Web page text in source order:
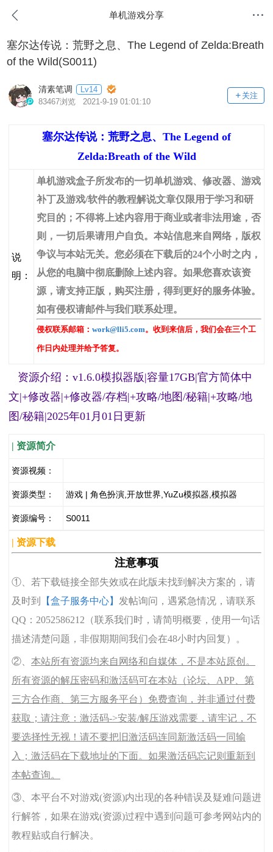
单机游戏分享
塞尔达传说：荒野之息、The Legend of Zelda:Breath
of the Wild(S0011)
清素笔调
Lv14
83467浏览 2021-9-19 01:01:10
关注
塞尔达传说：荒野之息、The Legend of
Zelda:Breath of the Wild
说
明：
单机游戏盒子所发布的一切单机游戏、修改器、游戏
补丁及游戏/软件的教程解说文章仅限用于学习和研
究目的；不得将上述内容用于商业或者非法用途，否
则，一切后果请用户自负。本站信息来自网络，版权
争议与本站无关。您必须在下载后的24个小时之内，
从您的电脑中彻底删除上述内容。如果您喜欢该资
源，请支持正版，购买注册，得到更好的服务体验。
如有侵权请邮件与我们联系处理。
侵权联系邮箱： work@lli5.com。收到来信后，我们会在三个工
作日内处理并给予答复。
资源介绍：v1.6.0模拟器版|容量17GB|官方简体中
文|+修改器|+修改器/存档|+攻略/地图/秘籍|+攻略/地
图/秘籍|2025年01月01日更新
| 资源简介
资源视频：
资源类型： 游戏 | 角色扮演,开放世界,YuZu模拟器,模拟器
资源编号： S0011
| 资源下载
注意事项
①、若下载链接全部失效或在此版未找到解决方案的，请
及时到
【盒子服务中心】 发帖询问，遇紧急情况，请联系
QQ：2052586212（联系我们时，请简明概要，使用一句话
描述清楚问题，非假期期间我们会在48小时内回复）。
②、 本站所有资源均来自网络和自媒体，不是本站原创。
所有资源的解压密码和激活码可在本站（论坛、APP、第
三方合作商、第三方服务平台）免费查询，并非通过付费
获取；请注意：激活码->安装/解压游戏需要，请牢记，不
要选择性无视！请不要把旧激活码连同新激活码一同输
入；激活码在下载地址的下面。如果激活码忘记则重新到
本帖查询。
③、本平台不对游戏(资源)内出现的各种错误及疑难问题进
行解答，如果在游戏(资源)过程中遇到问题可参考网站内的
教程贴或自行解决。